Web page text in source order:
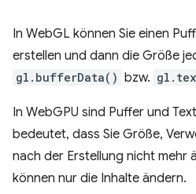
In WebGL können Sie einen
erstellen und dann die Größe
gl.bufferData() bzw.
In WebGPU sind Puffer und
bedeutet, dass Sie Größe,
nach der Erstellung nicht mehr
können nur die Inhalte ändern.